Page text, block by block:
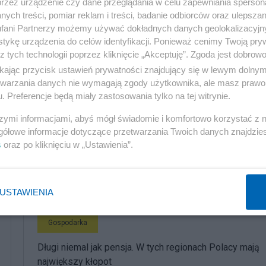
Wyszukiwarka na razie zarabia zbyt mało,
codziennej? Niestety, tego jeszcze nie wiem...
Gospodarka
Długi niemal jak pensja. W tych regionach Polacy mają
największy kłopot
treści, pomiar reklam i treści, badanie odbiorców oraz
Partnerzy możemy używać dokładnych danych
urządzenia do celów identyfikacji. Ponieważ cenimy Twoją
tych technologii poprzez kliknięcie „Akceptuję”. Zgoda jest
przycisk ustawień prywatności znajdujący się w lewym
danych nie wymagają zgody użytkownika, ale masz
Preferencje będą miały zastosowania tylko na tej witrynie.
informacjami, abyś mógł świadomie i komfortowo korzystać z
informacje dotyczące przetwarzania Twoich danych
oraz po kliknięciu w „Ustawienia”.
USTAWIENIA